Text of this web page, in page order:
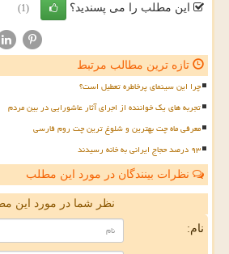
این مطلب را می پسندید؟ (1)
تازه ترین مطالب مرتبط
چرا این سینمای پرخاطره تعطیل است؟
تجربه های یک خواننده از اجرای آثار عاشورایی در بین مردم
معرفی ماه چت بهترین و شلوغ ترین چت روم فارسی
۹۳ درصد حجاج ایرانی به خانه رسیدند
نظرات بینندگان در مورد این مطلب
نظر شما در مورد این
نام: